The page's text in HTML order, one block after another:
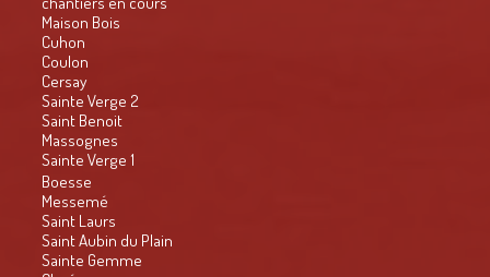
Maison Bois
Cuhon
Coulon
Cersay
Sainte Verge 2
Saint Benoit
Massognes
Sainte Verge 1
Boesse
Messemé
Saint Laurs
Saint Aubin du Plain
Sainte Gemme